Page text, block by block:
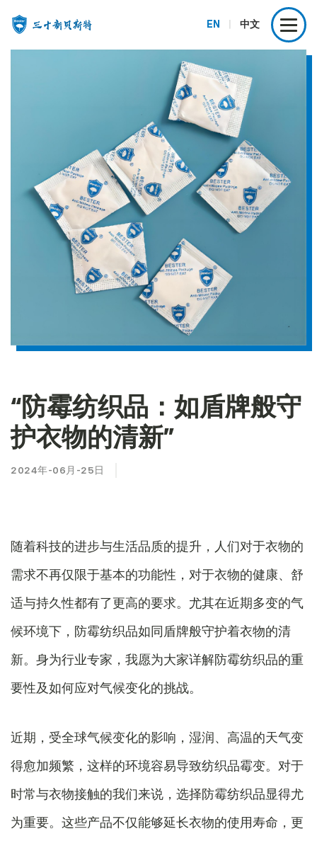
EN 中文
“防霉纺织品：如盾牌般守
护衣物的清新”
2024年-06月-25日
随着科技的进步与生活品质的提升，人们对于衣物的
需求不再仅限于基本的功能性，对于衣物的健康、舒
适与持久性都有了更高的要求。尤其在近期多变的气
候环境下，防霉纺织品如同盾牌般守护着衣物的清
新。身为行业专家，我愿为大家详解防霉纺织品的重
要性及如何应对气候变化的挑战。
近期，受全球气候变化的影响，湿润、高温的天气变
得愈加频繁，这样的环境容易导致纺织品霉变。对于
时常与衣物接触的我们来说，选择防霉纺织品显得尤
为重要。这些产品不仅能够延长衣物的使用寿命，更